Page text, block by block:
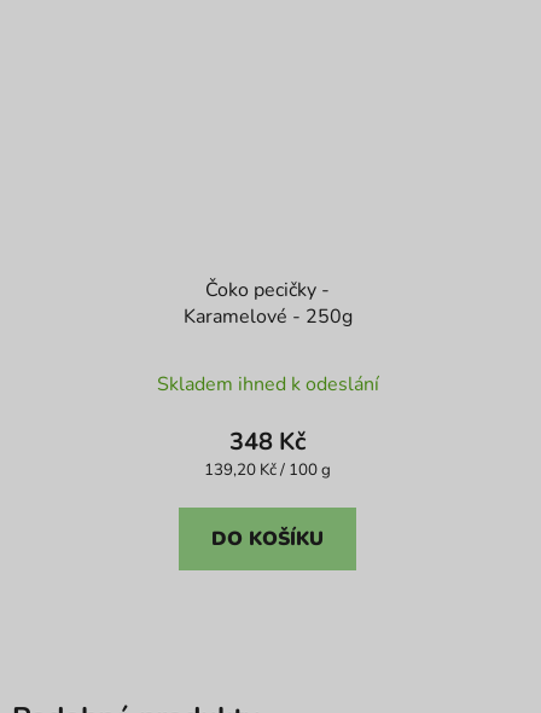
Čoko pecičky -
Karamelové - 250g
hodnocení
produktu
je
z
Skladem ihned k odeslání
348 Kč
Měrná
139,20 Kč / 100 g
DO KOŠÍKU